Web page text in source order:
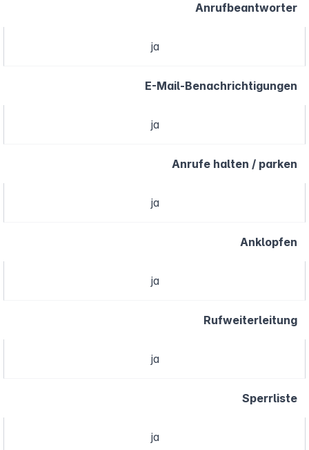
Anrufbeantworter
ja
E-Mail-Benachrichtigungen
ja
Anrufe halten / parken
ja
Anklopfen
ja
Rufweiterleitung
ja
Sperrliste
ja